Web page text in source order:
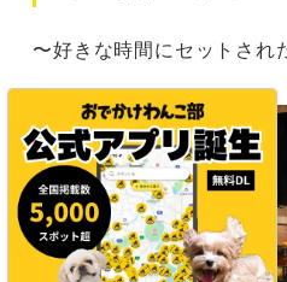
〜好きな時間にセットされ